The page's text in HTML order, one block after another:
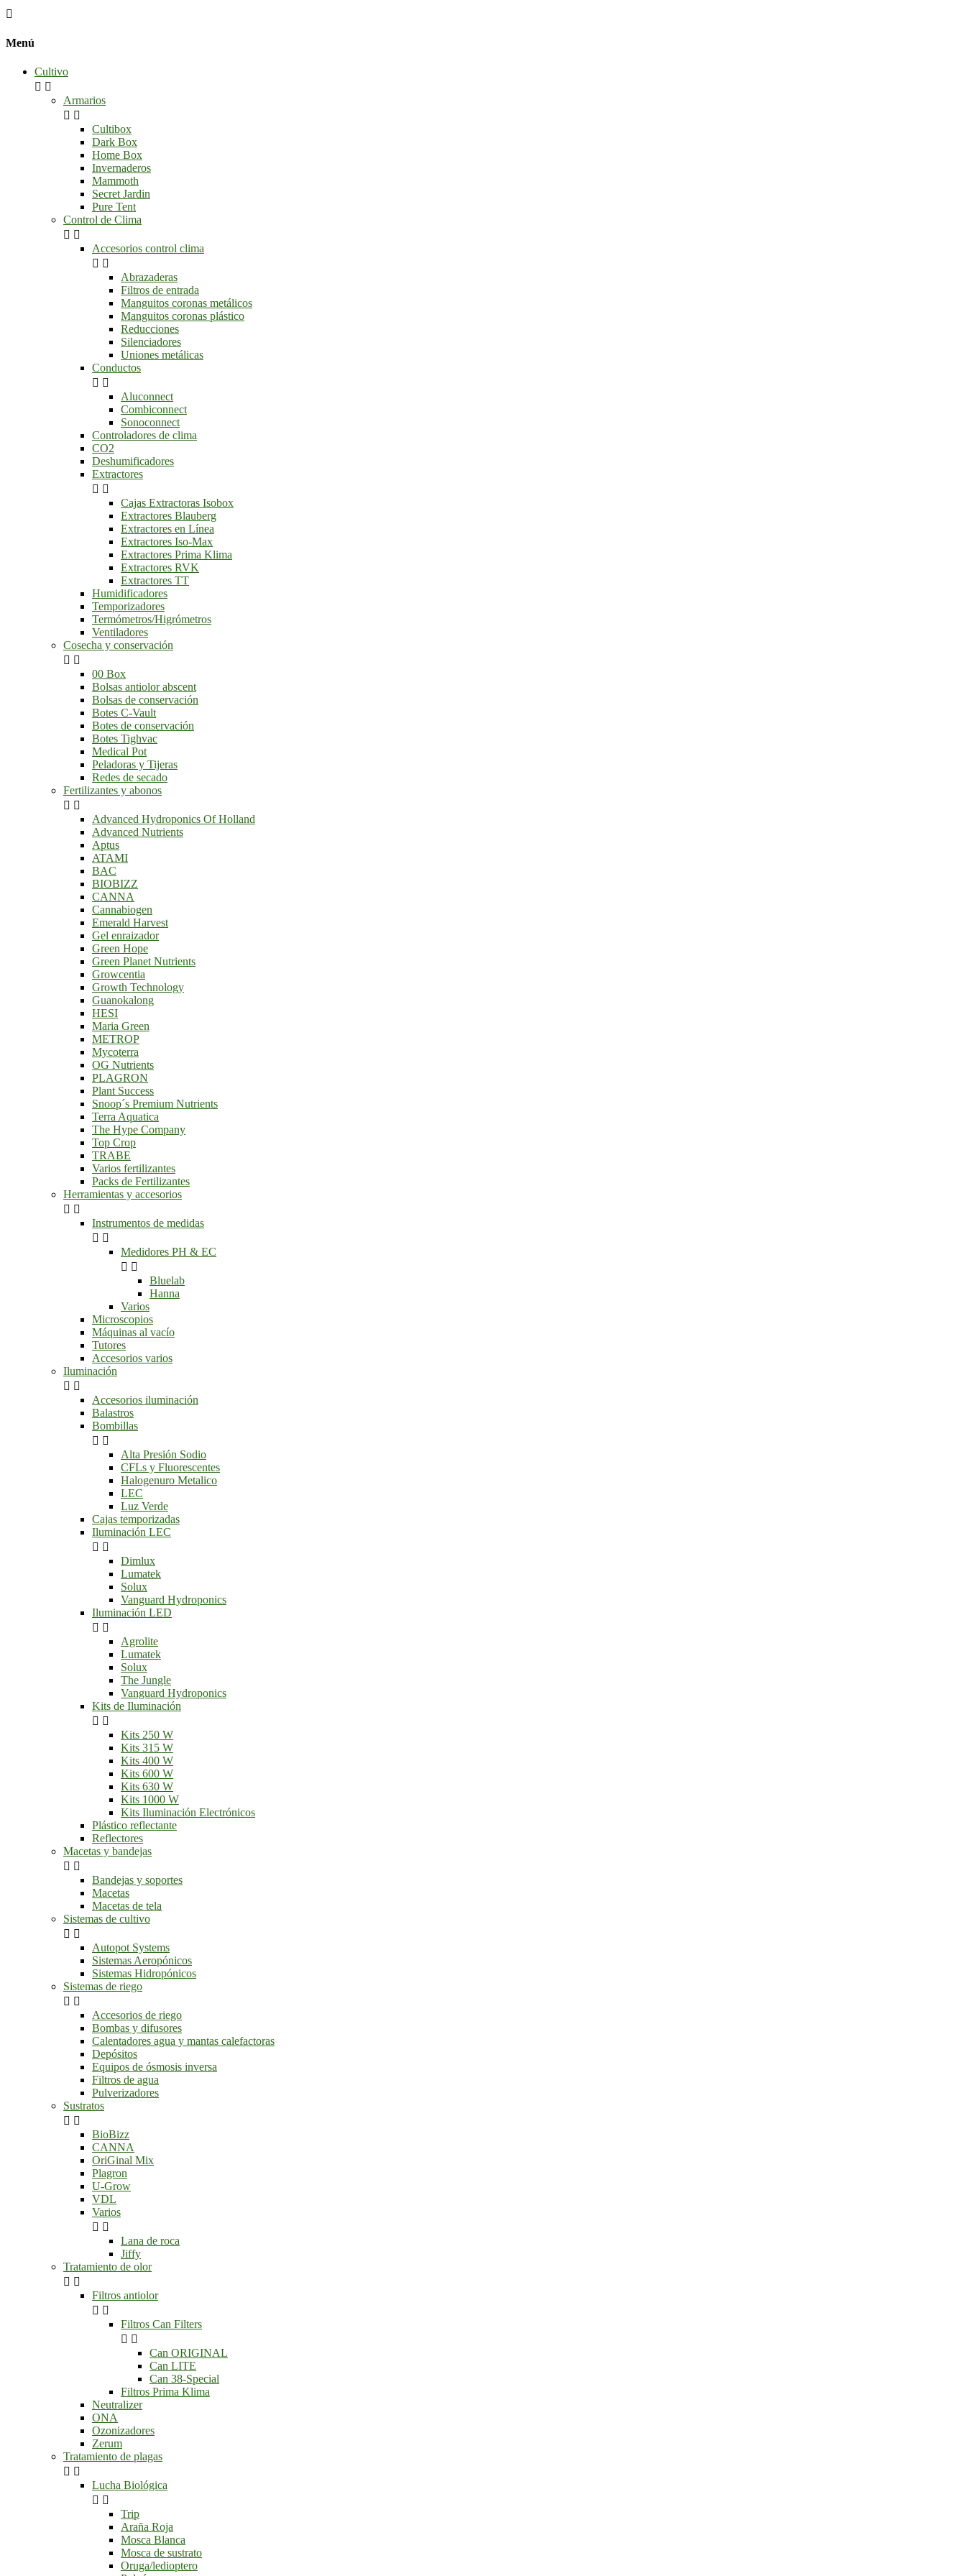

Menú
Cultivo
 
Armarios
 
Cultibox
Dark Box
Home Box
Invernaderos
Mammoth
Secret Jardin
Pure Tent
Control de Clima
 
Accesorios control clima
 
Abrazaderas
Filtros de entrada
Manguitos coronas metálicos
Manguitos coronas plástico
Reducciones
Silenciadores
Uniones metálicas
Conductos
 
Aluconnect
Combiconnect
Sonoconnect
Controladores de clima
CO2
Deshumificadores
Extractores
 
Cajas Extractoras Isobox
Extractores Blauberg
Extractores en Línea
Extractores Iso-Max
Extractores Prima Klima
Extractores RVK
Extractores TT
Humidificadores
Temporizadores
Termómetros/Higrómetros
Ventiladores
Cosecha y conservación
 
00 Box
Bolsas antiolor abscent
Bolsas de conservación
Botes C-Vault
Botes de conservación
Botes Tighvac
Medical Pot
Peladoras y Tijeras
Redes de secado
Fertilizantes y abonos
 
Advanced Hydroponics Of Holland
Advanced Nutrients
Aptus
ATAMI
BAC
BIOBIZZ
CANNA
Cannabiogen
Emerald Harvest
Gel enraizador
Green Hope
Green Planet Nutrients
Growcentia
Growth Technology
Guanokalong
HESI
Maria Green
METROP
Mycoterra
OG Nutrients
PLAGRON
Plant Success
Snoop´s Premium Nutrients
Terra Aquatica
The Hype Company
Top Crop
TRABE
Varios fertilizantes
Packs de Fertilizantes
Herramientas y accesorios
 
Instrumentos de medidas
 
Medidores PH & EC
 
Bluelab
Hanna
Varios
Microscopios
Máquinas al vacío
Tutores
Accesorios varios
Iluminación
 
Accesorios iluminación
Balastros
Bombillas
 
Alta Presión Sodio
CFLs y Fluorescentes
Halogenuro Metalico
LEC
Luz Verde
Cajas temporizadas
Iluminación LEC
 
Dimlux
Lumatek
Solux
Vanguard Hydroponics
Iluminación LED
 
Agrolite
Lumatek
Solux
The Jungle
Vanguard Hydroponics
Kits de Iluminación
 
Kits 250 W
Kits 315 W
Kits 400 W
Kits 600 W
Kits 630 W
Kits 1000 W
Kits Iluminación Electrónicos
Plástico reflectante
Reflectores
Macetas y bandejas
 
Bandejas y soportes
Macetas
Macetas de tela
Sistemas de cultivo
 
Autopot Systems
Sistemas Aeropónicos
Sistemas Hidropónicos
Sistemas de riego
 
Accesorios de riego
Bombas y difusores
Calentadores agua y mantas calefactoras
Depósitos
Equipos de ósmosis inversa
Filtros de agua
Pulverizadores
Sustratos
 
BioBizz
CANNA
OriGinal Mix
Plagron
U-Grow
VDL
Varios
 
Lana de roca
Jiffy
Tratamiento de olor
 
Filtros antiolor
 
Filtros Can Filters
 
Can ORIGINAL
Can LITE
Can 38-Special
Filtros Prima Klima
Neutralizer
ONA
Ozonizadores
Zerum
Tratamiento de plagas
 
Lucha Biológica
 
Trip
Araña Roja
Mosca Blanca
Mosca de sustrato
Oruga/ledioptero